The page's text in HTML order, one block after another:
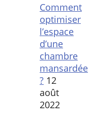
Comment
optimiser
l’espace
d’une
chambre
mansardée
? 12
août
2022